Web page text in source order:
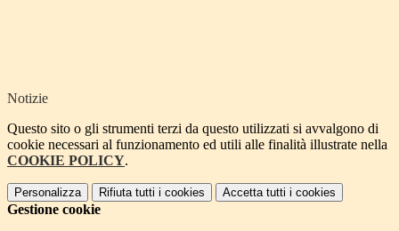
Notizie
Questo sito o gli strumenti terzi da questo utilizzati si avvalgono di
cookie necessari al funzionamento ed utili alle finalità illustrate nella
COOKIE POLICY.
Personalizza Rifiuta tutti i cookies Accetta tutti i cookies
Gestione cookie